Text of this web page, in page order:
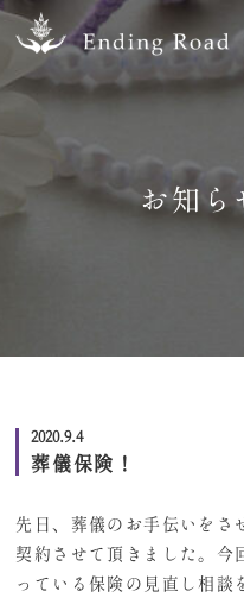
お知ら
2020.9.4
葬儀保険！
先日、葬儀のお手伝いをさ
契約させて頂きました。今
っている保険の見直し相談